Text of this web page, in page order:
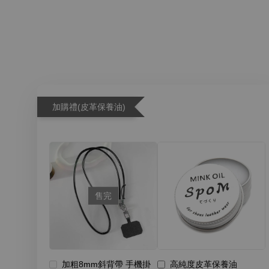
加購禮(皮革保養油)
售完
加粗8mm斜背帶 手機掛 高純度皮革保養油